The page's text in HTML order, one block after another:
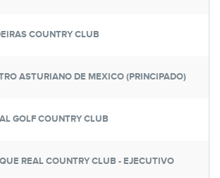
COUNTRY CLUB
ASTURIANO DE MEXICO (PRINCIPADO)
GOLF COUNTRY CLUB
REAL COUNTRY CLUB - EJECUTIVO